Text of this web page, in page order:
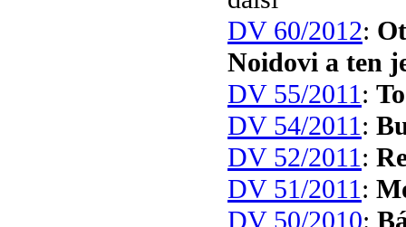
DV 60/2012:
Noidovi a ten
DV 55/2011:
DV 54/2011:
DV 52/2011:
DV 51/2011:
DV 50/2010: